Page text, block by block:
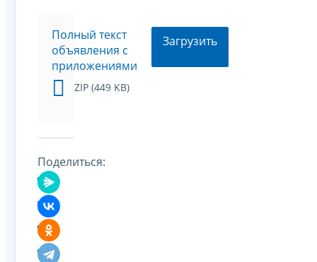
Полный текст
объявления с
приложениями
ZIP (449 KB)
Загрузить
Поделиться: